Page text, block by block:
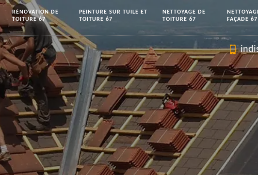
RÉNOVATION DE
TOITURE 67
PEINTURE SUR TUILE ET
TOITURE 67
NETTOYAGE DE
TOITURE 67
FAÇADE 67